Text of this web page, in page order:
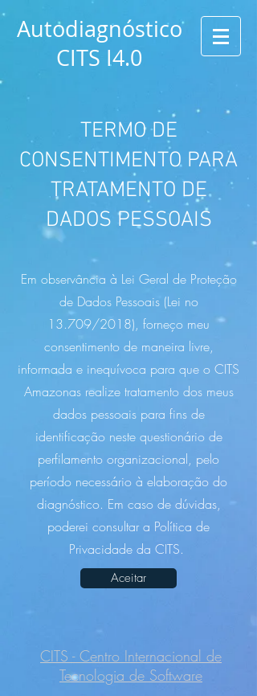
Autodiagnóstico
CITS I4.0
TERMO DE
CONSENTIMENTO PARA
TRATAMENTO DE
DADOS PESSOAIS
Em observância à Lei Geral de Proteção
de Dados Pessoais (Lei no
13.709/2018), forneço meu
consentimento de maneira livre,
informada e inequívoca para que o CITS
Amazonas realize tratamento dos meus
dados pessoais para fins de
identificação neste questionário de
perfilamento organizacional, pelo
período necessário à elaboração do
diagnóstico. Em caso de dúvidas,
poderei consultar a Política de
Privacidade da CITS.
Aceitar
CITS - Centro Internacional de
Tecnologia de Software